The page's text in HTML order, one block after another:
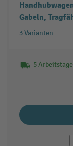
Gabeln,
3 Varianten
5 Arbeitstage